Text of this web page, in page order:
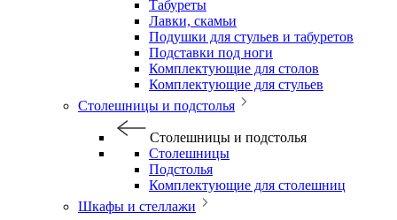
Табуреты
Лавки, скамьи
Подушки для стульев и табуретов
Подставки под ноги
Комплектующие для столов
Комплектующие для стульев
Столешницы и подстолья
Столешницы и подстолья
Столешницы
Подстолья
Комплектующие для столешниц
Шкафы и стеллажи